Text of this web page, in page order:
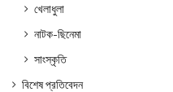
খেলাধুলা
নাটক-ছিনেমা
সাংস্কৃতি
বিশেষ প্রতিবেদন